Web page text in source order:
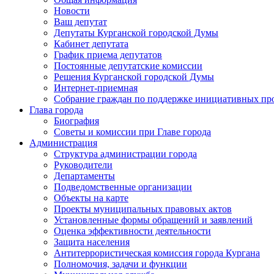
Новости
Ваш депутат
Депутаты Курганской городской Думы
Кабинет депутата
График приема депутатов
Постоянные депутатские комиссии
Решения Курганской городской Думы
Интернет-приемная
Собрание граждан по поддержке инициативных
Глава города
Биография
Советы и комиссии при Главе города
Администрация
Структура администрации города
Руководители
Департаменты
Подведомственные организации
Объекты на карте
Проекты муниципальных правовых актов
Установленные формы обращений и заявлений
Оценка эффективности деятельности
Защита населения
Антитеррористическая комиссия города Кургана
Полномочия, задачи и функции